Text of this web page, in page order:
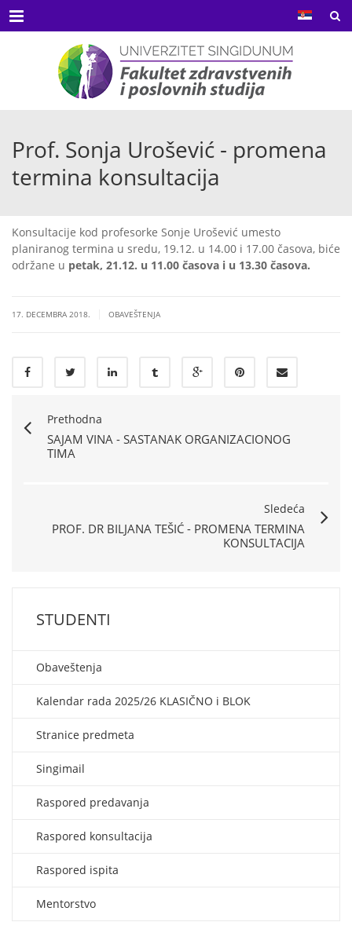
Menu
Prof. Sonja Urošević - promena
termina konsultacija
Konsultacije kod profesorke Sonje Urošević umesto
planiranog termina u sredu, 19.12. u 14.00 i 17.00 časova, biće
održane u petak, 21.12. u 11.00 časova i u 13.30 časova.
17. DECEMBRA 2018. OBAVEŠTENJA
Prethodna
SAJAM VINA - SASTANAK ORGANIZACIONOG
TIMA
Sledeća
PROF. DR BILJANA TEŠIĆ - PROMENA TERMINA
KONSULTACIJA
STUDENTI
Obaveštenja
Kalendar rada 2025/26 KLASIČNO i BLOK
Stranice predmeta
Singimail
Raspored predavanja
Raspored konsultacija
Raspored ispita
Mentorstvo